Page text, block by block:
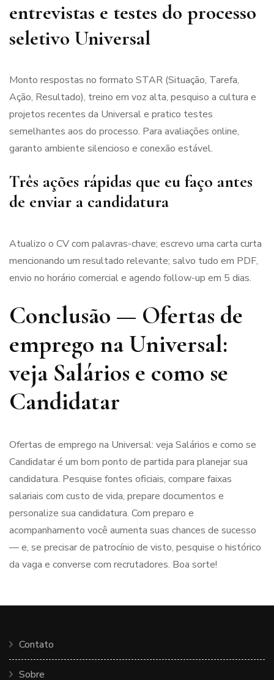
entrevistas e testes do processo
seletivo Universal
Monto respostas no formato STAR (Situação, Tarefa,
Ação, Resultado), treino em voz alta, pesquiso a cultura e
projetos recentes da Universal e pratico testes
semelhantes aos do processo. Para avaliações online,
garanto ambiente silencioso e conexão estável.
Três ações rápidas que eu faço antes
de enviar a candidatura
Atualizo o CV com palavras-chave; escrevo uma carta curta
mencionando um resultado relevante; salvo tudo em PDF,
envio no horário comercial e agendo follow-up em 5 dias.
Conclusão — Ofertas de
emprego na Universal:
veja Salários e como se
Candidatar
Ofertas de emprego na Universal: veja Salários e como se
Candidatar é um bom ponto de partida para planejar sua
candidatura. Pesquise fontes oficiais, compare faixas
salariais com custo de vida, prepare documentos e
personalize sua candidatura. Com preparo e
acompanhamento você aumenta suas chances de sucesso
— e, se precisar de patrocínio de visto, pesquise o histórico
da vaga e converse com recrutadores. Boa sorte!
Contato
Sobre